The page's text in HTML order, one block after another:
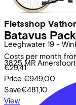
Fietsshop
Leeghwater 19 -
3825 MR Amersfoort
Batavus
Costs per month
€29,41
Price €949,00
Save€481,10
View